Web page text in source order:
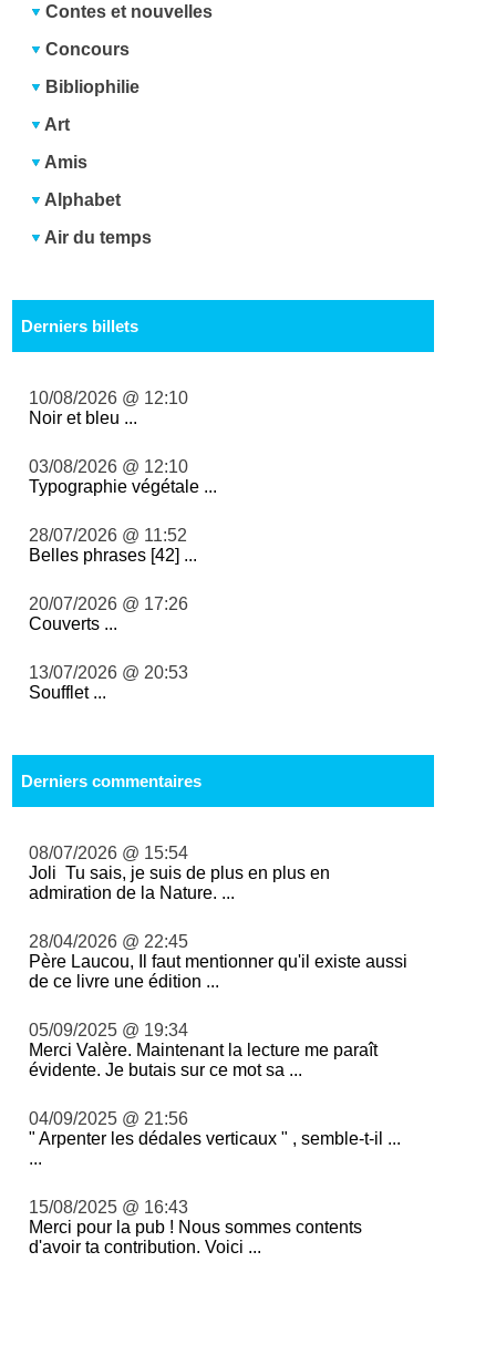
Contes et nouvelles
Concours
Bibliophilie
Art
Amis
Alphabet
Air du temps
Derniers billets
10/08/2026 @ 12:10
Noir et bleu ...
03/08/2026 @ 12:10
Typographie végétale ...
28/07/2026 @ 11:52
Belles phrases [42] ...
20/07/2026 @ 17:26
Couverts ...
13/07/2026 @ 20:53
Soufflet ...
Derniers commentaires
08/07/2026 @ 15:54
Joli Tu sais, je suis de plus en plus en
admiration de la Nature. ...
28/04/2026 @ 22:45
Père Laucou, Il faut mentionner qu'il existe aussi
de ce livre une édition ...
05/09/2025 @ 19:34
Merci Valère. Maintenant la lecture me paraît
évidente. Je butais sur ce mot sa ...
04/09/2025 @ 21:56
" Arpenter les dédales verticaux " , semble-t-il ...
...
15/08/2025 @ 16:43
Merci pour la pub ! Nous sommes contents
d'avoir ta contribution. Voici ...